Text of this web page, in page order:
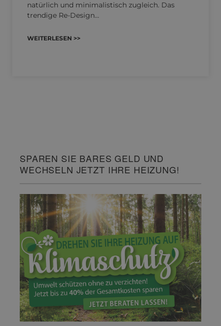
natürlich und minimalistisch zugleich. Das
trendige Re-Design…
WEITERLESEN >>
SPAREN SIE BARES GELD UND
WECHSELN JETZT IHRE HEIZUNG!